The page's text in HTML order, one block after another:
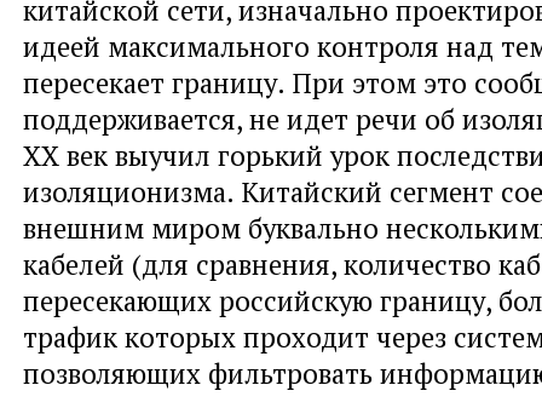
китайской сети, изначально
идеей максимального контроля над
пересекает границу. При этом это
поддерживается, не идет речи об
XX век выучил горький урок
изоляционизма. Китайский сегмент
внешним миром буквально
кабелей (для сравнения, количество
пересекающих российскую границу,
трафик которых проходит через
позволяющих фильтровать